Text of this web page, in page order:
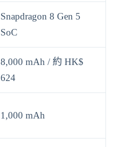
Snapdragon 8 Gen 5
SoC
8,000 mAh / 約 HK$
624
1,000 mAh